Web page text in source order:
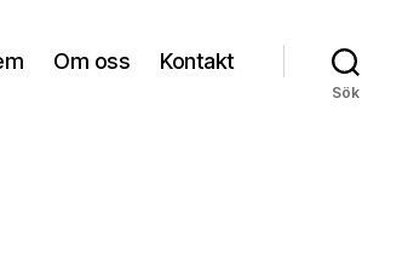
Om oss Kontakt
Sök